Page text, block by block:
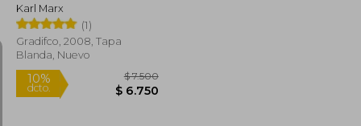
Karl Marx
(1)
Gradifco, 2008, Tapa
Blanda, Nuevo